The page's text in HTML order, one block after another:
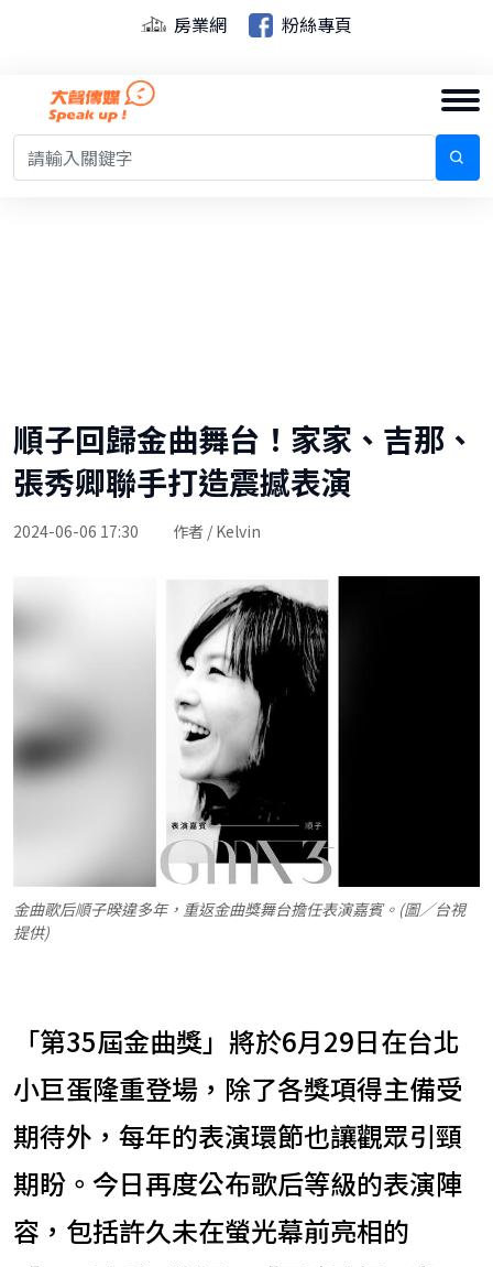
房業網 粉絲專頁
順子回歸金曲舞台！家家、吉那、
張秀卿聯手打造震撼表演
2024-06-06 17:30 作者 / Kelvin
金曲歌后順子暌違多年，重返金曲獎舞台擔任表演嘉賓。(圖／台視
提供)
「第35屆金曲獎」將於6月29日在台北
小巨蛋隆重登場，除了各獎項得主備受
期待外，每年的表演環節也讓觀眾引頸
期盼。今日再度公布歌后等級的表演陣
容，包括許久未在螢光幕前亮相的